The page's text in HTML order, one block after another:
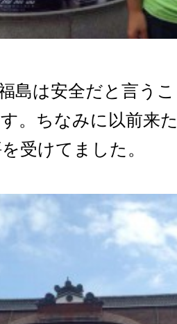
島は安全だと言う
。ちなみに以前来
受けてました。